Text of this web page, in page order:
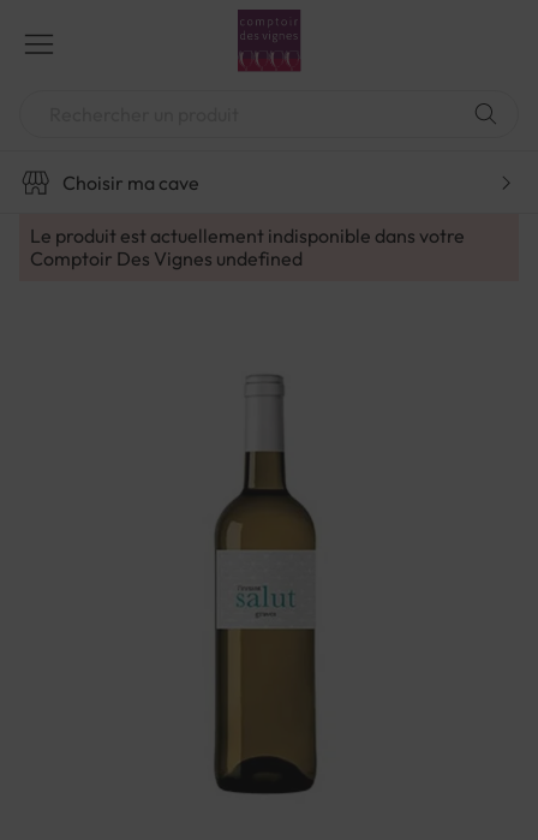
contenu
Choisir ma cave
Le produit est actuellement indisponible dans votre
Comptoir Des Vignes undefined